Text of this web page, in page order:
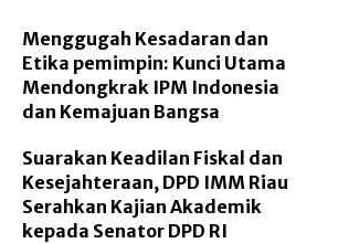
Menggugah Kesadaran dan
Etika pemimpin: Kunci Utama
Mendongkrak IPM Indonesia
dan Kemajuan Bangsa
Suarakan Keadilan Fiskal dan
Kesejahteraan, DPD IMM Riau
Serahkan Kajian Akademik
kepada Senator DPD RI